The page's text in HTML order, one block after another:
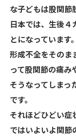
な子どもは股関節
日本では、生後４
とになっています。
形成不全をそのま
って股関節の痛み
そうなってしまっ
です。
それほどひどい症
ではいよいよ関節